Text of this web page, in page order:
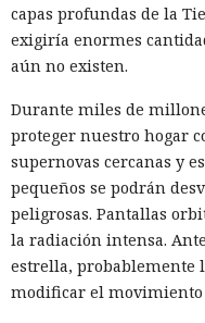
capas profundas de la
exigiría enormes
aún no existen.
Durante miles de
proteger nuestro hogar
supernovas cercanas y
pequeños se podrán
peligrosas. Pantallas
la radiación intensa.
estrella, probablemente
modificar el movimiento
Mientras
televisor
estado
horas